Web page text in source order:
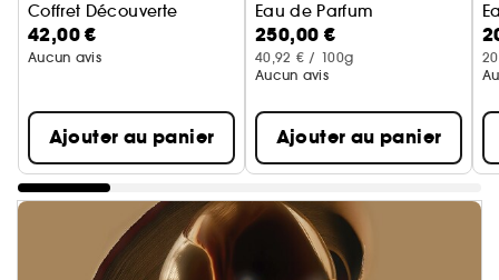
Coffret Découverte
42,00 €
Aucun avis
Ajouter au panier
Eau de Parfum
250,00 €
40,92 € / 100g
Aucun avis
Ajouter au panier